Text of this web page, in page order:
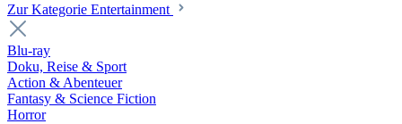
Zur Kategorie Entertainment
Blu-ray
Doku, Reise & Sport
Action & Abenteuer
Fantasy & Science Fiction
Horror